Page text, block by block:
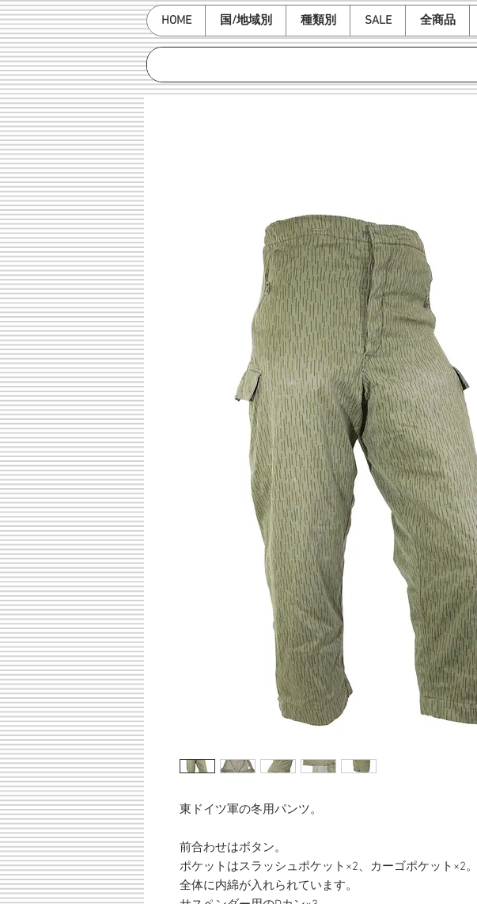
HOME 国/地域別 種類別 SALE 全商品
東ドイツ軍の冬用パンツ。
前合わせはボタン。
ポケットはスラッシュポケット×2、カーゴポケット×2。
全体に内綿が入れられています。